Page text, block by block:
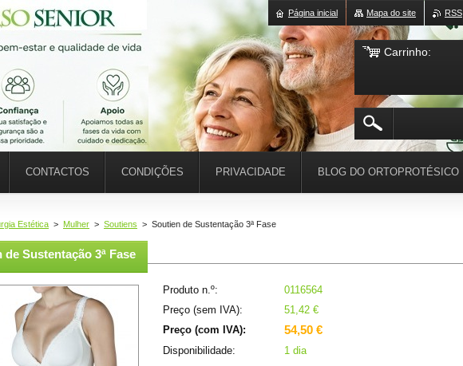
Estética > Mulher > Soutiens > Soutien de Sustentação 3ª Fase
de Sustentação 3ª Fase
Produto n.º:
0116564
Preço (sem IVA):
51,42 €
Preço (com IVA):
54,50 €
Disponibilidade: 1 dia
CONTACTOS CONDIÇÕES PRIVACIDADE BLOG DO ORTOPROTÉSICO
RSS
Mapa do site
Página inicial
Carrinho: